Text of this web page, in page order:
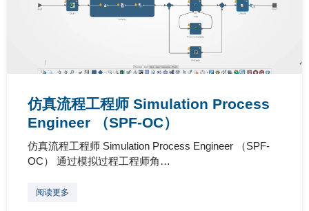
仿真流程工程师 Simulation Process
Engineer （SPF-OC）
仿真流程工程师 Simulation Process Engineer （SPF-
OC） 通过模拟过程工程师角…
阅读更多